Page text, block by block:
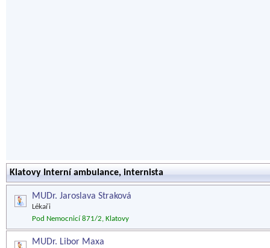
Klatovy Interní ambulance, internista
MUDr. Jaroslava Straková
Lékaři
Pod Nemocnicí 871/2, Klatovy
MUDr. Libor Maxa